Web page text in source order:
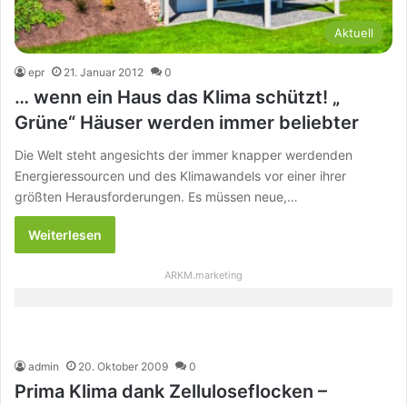
Aktuell
epr 21. Januar 2012 0
… wenn ein Haus das Klima schützt! „
Grüne“ Häuser werden immer beliebter
Die Welt steht angesichts der immer knapper werdenden
Energieressourcen und des Klimawandels vor einer ihrer
größten Herausforderungen. Es müssen neue,…
Weiterlesen
ARKM.marketing
admin 20. Oktober 2009 0
Prima Klima dank Zelluloseflocken –